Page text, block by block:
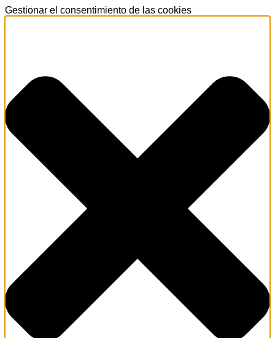
Gestionar el consentimiento de las cookies